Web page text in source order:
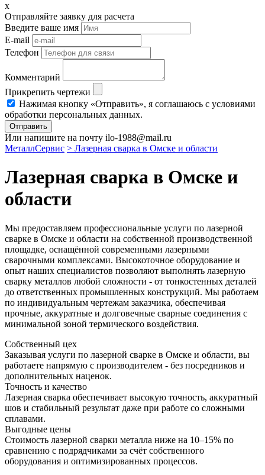
x
Отправляйте заявку для расчета
Введите ваше имя
E-mail
Телефон
Комментарий
Прикрепить чертежи
Нажимая кнопку «Отправить», я соглашаюсь с условиями
обработки персональных данных.
Отправить
Или напишите на почту ilo-1988@mail.ru
МеталлСервис > Лазерная сварка в Омске и области
Лазерная сварка в Омске и
области
Мы предоставляем профессиональные услуги по лазерной
сварке в Омске и области на собственной производственной
площадке, оснащённой современными лазерными
сварочными комплексами. Высокоточное оборудование и
опыт наших специалистов позволяют выполнять лазерную
сварку металлов любой сложности - от тонкостенных деталей
до ответственных промышленных конструкций. Мы работаем
по индивидуальным чертежам заказчика, обеспечивая
прочные, аккуратные и долговечные сварные соединения с
минимальной зоной термического воздействия.
Собственный цех
Заказывая услуги по лазерной сварке в Омске и области, вы
работаете напрямую с производителем - без посредников и
дополнительных наценок.
Точность и качество
Лазерная сварка обеспечивает высокую точность, аккуратный
шов и стабильный результат даже при работе со сложными
сплавами.
Выгодные цены
Стоимость лазерной сварки металла ниже на 10–15% по
сравнению с подрядчиками за счёт собственного
оборудования и оптимизированных процессов.